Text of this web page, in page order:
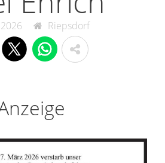
Riepsdorf